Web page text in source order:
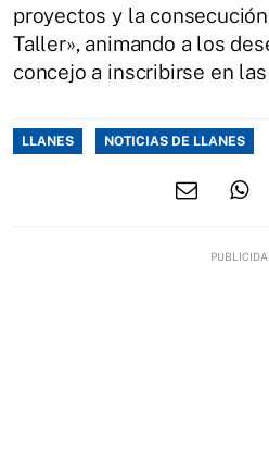
proyectos y la
Taller», animando a los
concejo a inscribirse en las
LLANES NOTICIAS DE LLANES